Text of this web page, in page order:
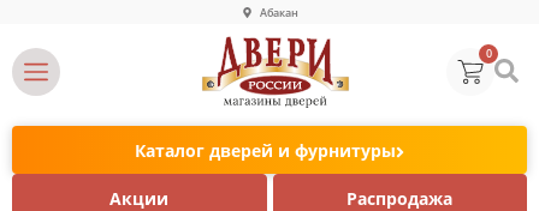
Абакан
0
Каталог дверей и фурнитуры
Акции Распродажа